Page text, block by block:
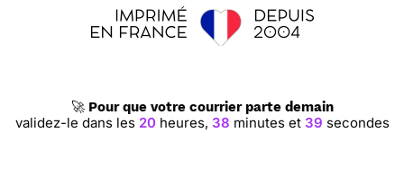
🚀 Pour que votre courrier parte demain
validez-le dans les 20heures, 38 minutes et 38 secondes